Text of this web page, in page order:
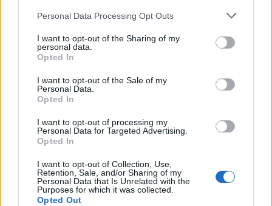
Please note that this website/app uses one or more Google
not limited to your visit or usage behaviour. You may click to
grant or deny consent to Google and its third-party tags to
use your data for below specified purposes in below Google
consent section.
Personal Data Processing Opt Outs
I want to opt-out of the Sharing of my
personal data.
Opted In
I want to opt-out of the Sale of my
Personal Data.
Opted In
I want to opt-out of processing my
Personal Data for Targeted Advertising.
Opted In
I want to opt-out of Collection, Use,
Retention, Sale, and/or Sharing of my
Personal Data that Is Unrelated with the
Purposes for which it was collected.
Opted Out
Ιατρικά Πιστοποιητικά: Πιστοποιητικά από ψυχίατρο,
δερματολόγο και παθολόγο ή γενικό ιατρό που
βεβαιώνουν την καλή ψυχική και σωματική υγεία.
Πιστοποιητικό Πρώτων Βοηθειών: Πιστοποιητικό
πρώτων βοηθειών για βρέφη και παιδιά.
Ποινικό Μητρώο: Αντίγραφο ποινικού μητρώου γενικής
χρήσης σε ισχύ.
Υπεύθυνη Δήλωση: Υπεύθυνη δήλωση που βεβαιώνει
την μη ύπαρξη δικαστικών εκκρεμοτήτων και την
Διαδικασία Υποβολής Αιτήσεων
Οι υποψήφιοι επιμελητές μπορούν να υποβάλουν τις